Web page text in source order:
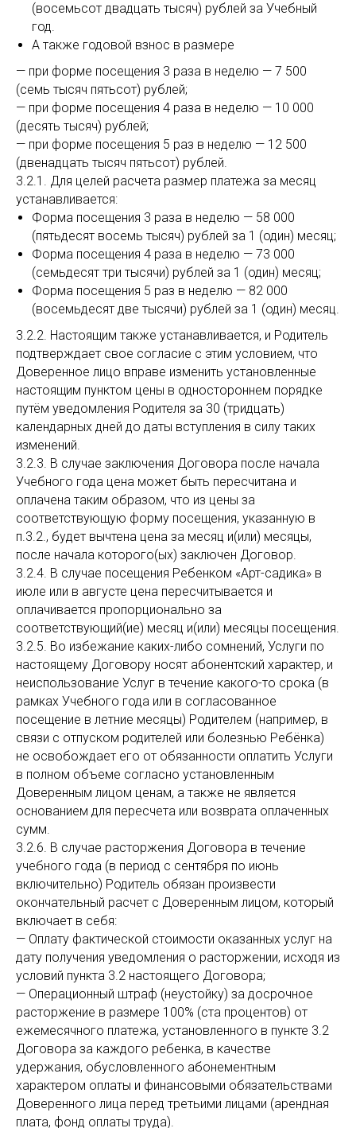
(восемьсот двадцать тысяч) рублей за Учебный
год.
А также годовой взнос в размере
— при форме посещения 3 раза в неделю — 7 500
(семь тысяч пятьсот) рублей;
— при форме посещения 4 раза в неделю — 10 000
(десять тысяч) рублей;
— при форме посещения 5 раз в неделю — 12 500
(двенадцать тысяч пятьсот) рублей.
3.2.1. Для целей расчета размер платежа за месяц
устанавливается:
Форма посещения 3 раза в неделю — 58 000
(пятьдесят восемь тысяч) рублей за 1 (один) месяц;
Форма посещения 4 раза в неделю — 73 000
(семьдесят три тысячи) рублей за 1 (один) месяц;
Форма посещения 5 раз в неделю — 82 000
(восемьдесят две тысячи) рублей за 1 (один) месяц.
3.2.2. Настоящим также устанавливается, и Родитель
подтверждает свое согласие с этим условием, что
Доверенное лицо вправе изменить установленные
настоящим пунктом цены в одностороннем порядке
путём уведомления Родителя за 30 (тридцать)
календарных дней до даты вступления в силу таких
изменений.
3.2.3. В случае заключения Договора после начала
Учебного года цена может быть пересчитана и
оплачена таким образом, что из цены за
соответствующую форму посещения, указанную в
п.3.2., будет вычтена цена за месяц и(или) месяцы,
после начала которого(ых) заключен Договор.
3.2.4. В случае посещения Ребенком «Арт-садика» в
июле или в августе цена пересчитывается и
оплачивается пропорционально за
соответствующий(ие) месяц и(или) месяцы посещения.
3.2.5. Во избежание каких-либо сомнений, Услуги по
настоящему Договору носят абонентский характер, и
неиспользование Услуг в течение какого-то срока (в
рамках Учебного года или в согласованное
посещение в летние месяцы) Родителем (например, в
связи с отпуском родителей или болезнью Ребёнка)
не освобождает его от обязанности оплатить Услуги
в полном объеме согласно установленным
Доверенным лицом ценам, а также не является
основанием для пересчета или возврата оплаченных
сумм.
3.2.6. В случае расторжения Договора в течение
учебного года (в период с сентября по июнь
включительно) Родитель обязан произвести
окончательный расчет с Доверенным лицом, который
включает в себя:
— Оплату фактической стоимости оказанных услуг на
дату получения уведомления о расторжении, исходя из
условий пункта 3.2 настоящего Договора;
— Операционный штраф (неустойку) за досрочное
расторжение в размере 100% (ста процентов) от
ежемесячного платежа, установленного в пункте 3.2
Договора за каждого ребенка, в качестве
удержания, обусловленного абонементным
характером оплаты и финансовыми обязательствами
Доверенного лица перед третьими лицами (арендная
плата, фонд оплаты труда).